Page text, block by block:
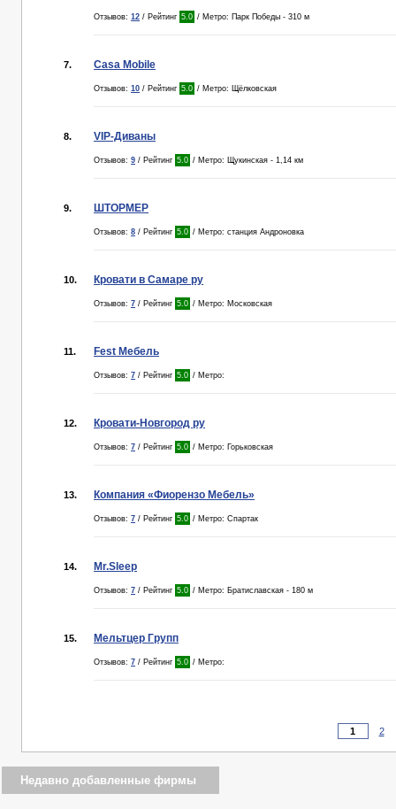
Отзывов: 12 / Рейтинг 5.0 / Метро: Парк Победы - 310 м
7. Casa Mobile
Отзывов: 10 / Рейтинг 5.0 / Метро: Щёлковская
8. VIP-Диваны
Отзывов: 9 / Рейтинг 5.0 / Метро: Щукинская - 1,14 км
9. ШТОРМЕР
Отзывов: 8 / Рейтинг 5.0 / Метро: станция Андроновка
10. Кровати в Самаре ру
Отзывов: 7 / Рейтинг 5.0 / Метро: Московская
11. Fest Мебель
Отзывов: 7 / Рейтинг 5.0 / Метро:
12. Кровати-Новгород ру
Отзывов: 7 / Рейтинг 5.0 / Метро: Горьковская
13. Компания «Фиорензо Мебель»
Отзывов: 7 / Рейтинг 5.0 / Метро: Спартак
14. Mr.Sleep
Отзывов: 7 / Рейтинг 5.0 / Метро: Братиславская - 180 м
15. Мельтцер Групп
Отзывов: 7 / Рейтинг 5.0 / Метро:
2
Недавно добавленные фирмы